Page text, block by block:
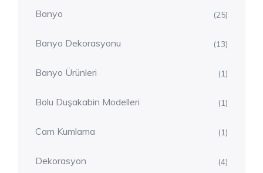
Banyo (25)
Banyo Dekorasyonu (13)
Banyo Ürünleri (1)
Bolu Duşakabin Modelleri (1)
Cam Kumlama (1)
Dekorasyon (4)